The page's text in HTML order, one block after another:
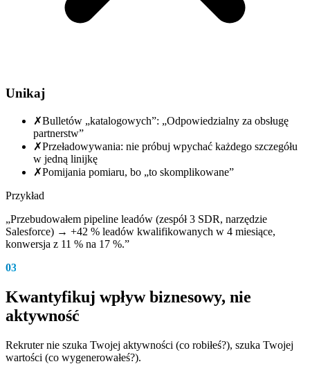
Unikaj
✗Bulletów „katalogowych”: „Odpowiedzialny za obsługę
partnerstw”
✗Przeładowywania: nie próbuj wpychać każdego szczegółu
w jedną linijkę
✗Pomijania pomiaru, bo „to skomplikowane”
Przykład
„Przebudowałem pipeline leadów (zespół 3 SDR, narzędzie
Salesforce) → +42 % leadów kwalifikowanych w 4 miesiące,
konwersja z 11 % na 17 %.”
03
Kwantyfikuj wpływ biznesowy, nie
aktywność
Rekruter nie szuka Twojej aktywności (co robiłeś?), szuka Twojej
wartości (co wygenerowałeś?).